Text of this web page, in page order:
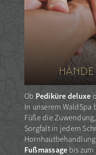
HÄNDE
Ob Pediküre deluxe
In unserem
Füße die
Sorgfalt in jedem
Fußmassage bis zum